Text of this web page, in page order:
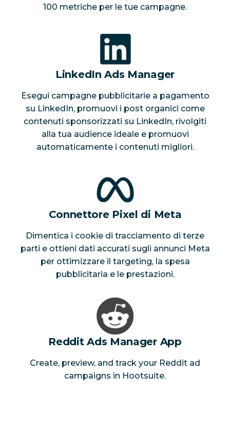
100 metriche per le tue campagne.
LinkedIn Ads Manager
Esegui campagne pubblicitarie a pagamento
su LinkedIn, promuovi i post organici come
contenuti sponsorizzati su LinkedIn, rivolgiti
alla tua audience ideale e promuovi
automaticamente i contenuti migliori.
Connettore Pixel di Meta
Dimentica i cookie di tracciamento di terze
parti e ottieni dati accurati sugli annunci Meta
per ottimizzare il targeting, la spesa
pubblicitaria e le prestazioni.
Reddit Ads Manager App
Create, preview, and track your Reddit ad
campaigns in Hootsuite.